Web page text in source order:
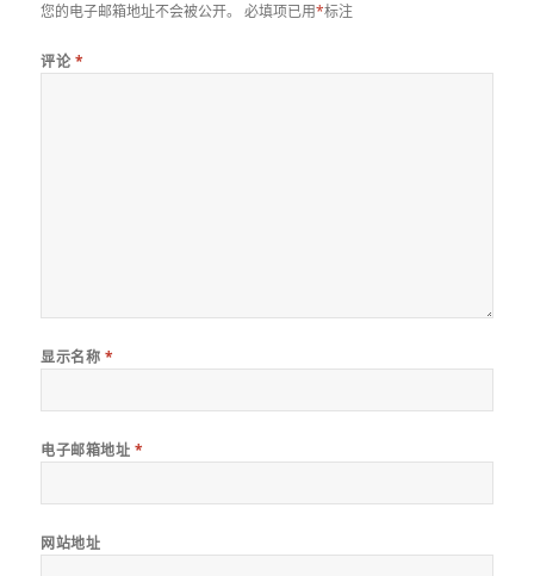
您的电子邮箱地址不会被公开。 必填项已用*标注
评论 *
显示名称 *
电子邮箱地址 *
网站地址